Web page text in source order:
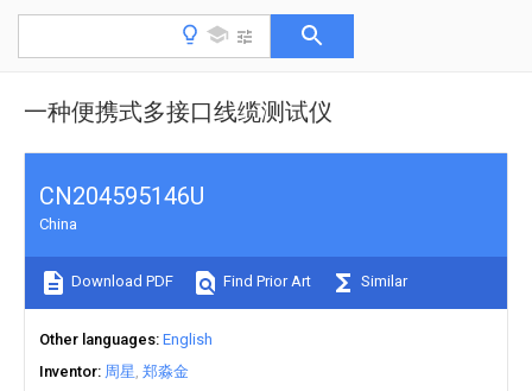
一种便携式多接口线缆测试仪
CN204595146U
China
Download PDF Find Prior Art Similar
Other languages English
Inventor 周星 郑淼金